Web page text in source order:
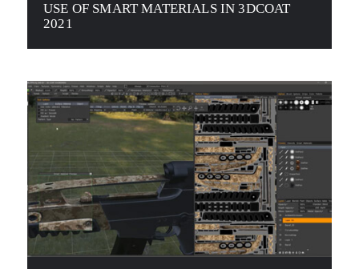
USE OF SMART MATERIALS IN 3DCOAT
2021